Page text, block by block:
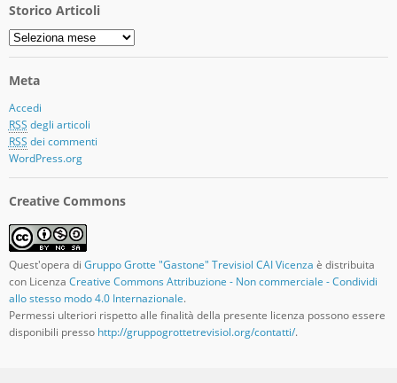
Storico Articoli
Storico
Articoli
Meta
Accedi
RSS degli articoli
RSS dei commenti
WordPress.org
Creative Commons
Quest'opera di Gruppo Grotte "Gastone" Trevisiol CAI Vicenza è distribuita
con Licenza Creative Commons Attribuzione - Non commerciale - Condividi
allo stesso modo 4.0 Internazionale.
Permessi ulteriori rispetto alle finalità della presente licenza possono essere
disponibili presso http://gruppogrottetrevisiol.org/contatti/.